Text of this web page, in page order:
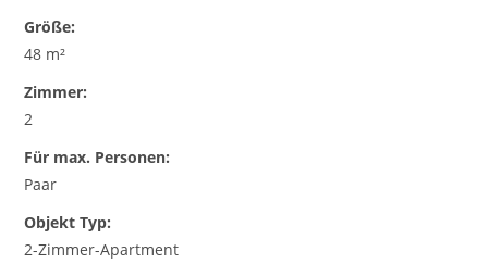
Größe:
48 m²
Zimmer:
2
Für max. Personen:
Paar
Objekt Typ:
2-Zimmer-Apartment